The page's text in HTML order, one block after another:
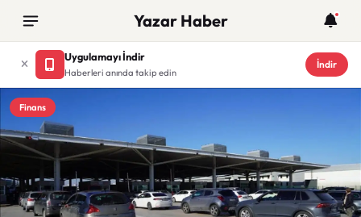
Yazar Haber
Uygulamayı İndir
Haberleri anında takip edin
İndir
Finans